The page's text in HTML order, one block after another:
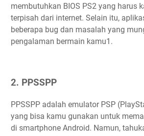
membutuhkan BIOS PS2 yang harus
terpisah dari internet. Selain itu,
beberapa bug dan masalah yang
pengalaman bermain kamu1.
2. PPSSPP
PPSSPP adalah emulator PSP
yang bisa kamu gunakan untuk
di smartphone Android. Namun,